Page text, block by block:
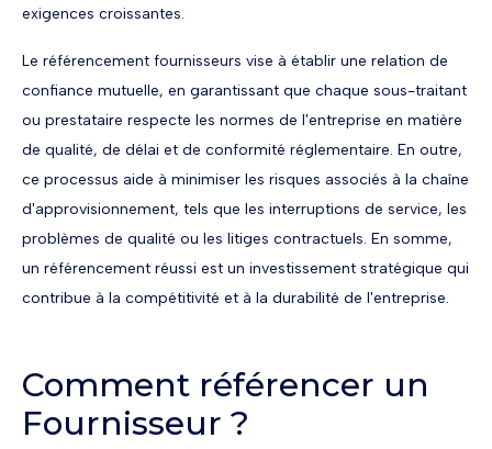
exigences croissantes.
Le référencement fournisseurs vise à établir une relation de
confiance mutuelle, en garantissant que chaque sous-traitant
ou prestataire respecte les normes de l'entreprise en matière
de qualité, de délai et de conformité réglementaire. En outre,
ce processus aide à minimiser les risques associés à la chaîne
d'approvisionnement, tels que les interruptions de service, les
problèmes de qualité ou les litiges contractuels. En somme,
un référencement réussi est un investissement stratégique qui
contribue à la compétitivité et à la durabilité de l'entreprise.
Comment référencer un
Fournisseur ?